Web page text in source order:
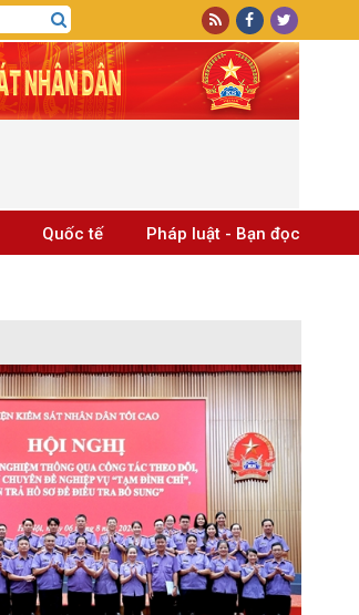
Quốc tế Pháp luật - Bạn đọc